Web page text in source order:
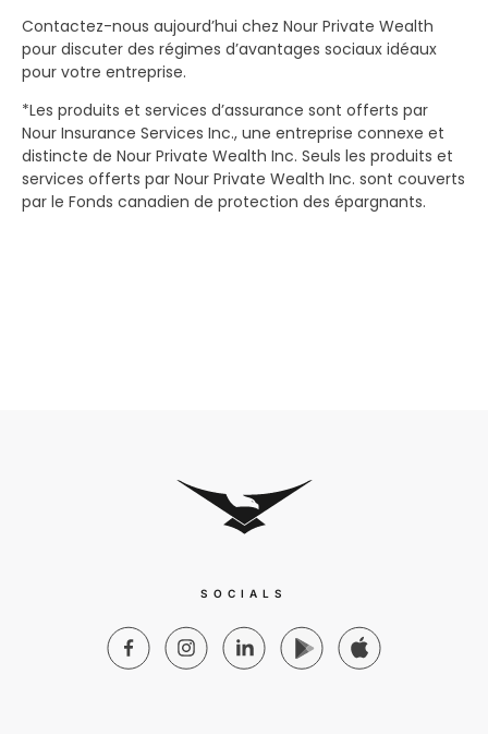
Contactez-nous aujourd’hui chez Nour Private Wealth
pour discuter des régimes d’avantages sociaux idéaux
pour votre entreprise.
*Les produits et services d’assurance sont offerts par
Nour Insurance Services Inc., une entreprise connexe et
distincte de Nour Private Wealth Inc. Seuls les produits et
services offerts par Nour Private Wealth Inc. sont couverts
par le Fonds canadien de protection des épargnants.
SOCIALS